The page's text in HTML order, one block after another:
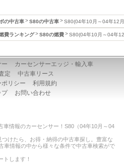
の中古車 S80の中古車 S80(04年10月～04年12
費ランキング S80の燃費 S80(04年10月～04年
カーセンサーエッジ・輸入車
定
中古車リース
リシー
利用規約
プ
お問い合わせ
車情報のカーセンサー！S80（04年10月～04
けたら、お得・納得の中古車探し。豊富な
車情報の中から様々な条件で中古車検索がで
トします！